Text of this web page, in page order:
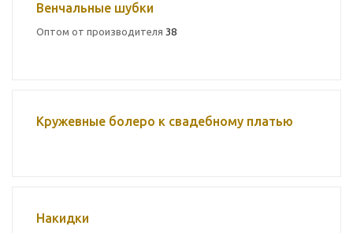
Венчальные шубки
Оптом от производителя 38
Кружевные болеро к свадебному платью
Накидки